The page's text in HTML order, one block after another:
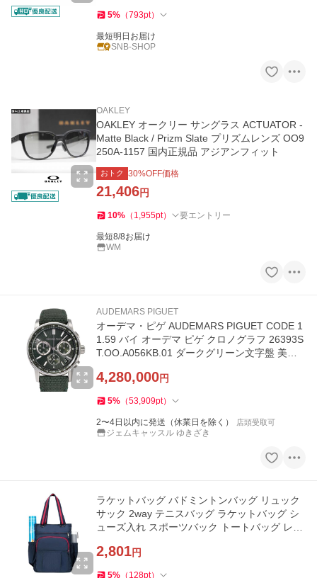
5% （793pt）
最短明日お届け
SNB-SHOP
OAKLEY
OAKLEY オークリー サングラス ACTUATOR -
Matte Black / Prizm Slate プリズムレンズ OO9
250A-1157 国内正規品 アジアンフィット
おトク 30%OFF価格
21,406円
10% （ 1,955pt） 要エントリー
最短8/8お届け
WM
AUDEMARS PIGUET
オーデマ・ピゲ AUDEMARS PIGUET CODE 1
1.59 バイ オーデマ ピゲ クロノグラフ 26393S
T.OO.A056KB.01 ダークグリーン文字盤 美品
4,280,000円
5% （53,909pt）
2〜4日以内に発送（休業日を除く） 店頭受取可
ジェムキャッスル ゆきざき
ラケットバッグ バドミントンバッグ リュック
サック 2way テニスバッグ ラケットバッグ シ
ューズ入れ スポーツバック トートバッグ レデ
2,801円
5% （ 128pt）